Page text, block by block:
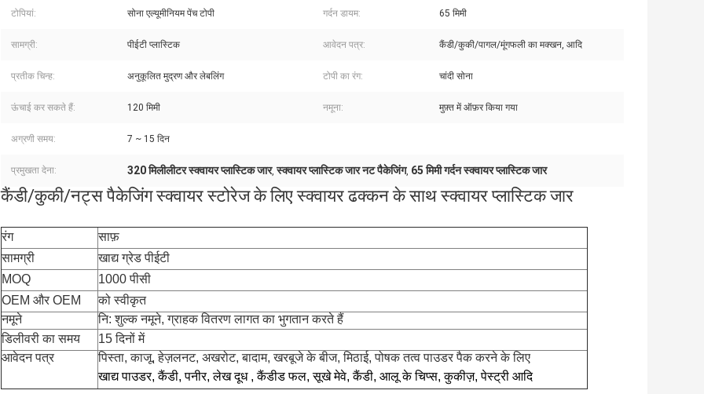
टोपियां: सोना एल्यूमीनियम पेंच टोपी गर्दन डायम: 65 मिमी
सामग्री: पीईटी प्लास्टिक आवेदन पत्र: कैंडी/कुकी/पागल/मूंगफली का मक्खन, आदि
प्रतीक चिन्ह: अनुकूलित मुद्रण और लेबलिंग टोपी का रंग: चांदी सोना
ऊंचाई कर सकते हैं: 120 मिमी नमूना: मुफ़्त में ऑफ़र किया गया
अग्रणी समय: 7 ~ 15 दिन
प्रमुखता देना: 320 मिलीलीटर स्क्वायर प्लास्टिक जार,स्क्वायर प्लास्टिक जार नट पैकेजिंग, 65 मिमी गर्दन स्क्वायर प्लास्टिक जार
कैंडी/कुकी/नट्स पैकेजिंग स्क्वायर स्टोरेज के लिए स्क्वायर ढक्कन के साथ स्क्वायर प्लास्टिक जार
रंग
साफ़
सामग्री
खाद्य ग्रेड पीईटी
MOQ
1000 पीसी
OEM और OEM
को स्वीकृत
नमूने
नि: शुल्क नमूने, ग्राहक वितरण लागत का भुगतान करते हैं
डिलीवरी का समय
15 दिनों में
आवेदन पत्र
पिस्ता, काजू, हेज़लनट, अखरोट, बादाम, खरबूजे के बीज, मिठाई, पोषक तत्व पाउडर पैक करने के लिए
खाद्य पाउडर, कैंडी, पनीर, लेख दूध , कैंडीड फल, सूखे मेवे, कैंडी, आलू के चिप्स, कुकीज़, पेस्ट्री आदि